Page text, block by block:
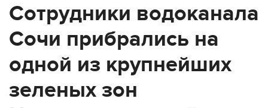
Сотрудники водоканала
Сочи прибрались на
одной из крупнейших
зеленых зон